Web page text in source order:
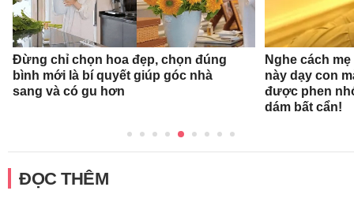
Đừng chỉ chọn hoa đẹp, chọn đúng
bình mới là bí quyết giúp góc nhà
sang và có gu hơn
Nghe cách
này dạy con
được phen
dám bất cẩn!
ĐỌC THÊM